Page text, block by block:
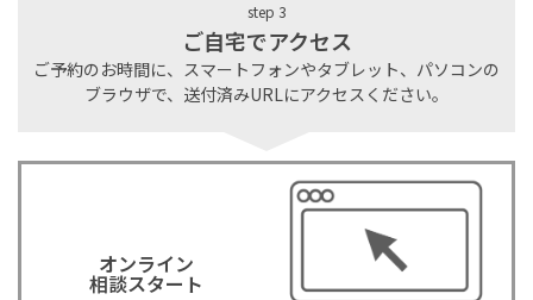
step 3
ご自宅でアクセス
ご予約のお時間に、スマートフォンやタブレット、パソコンの
ブラウザで、送付済みURLにアクセスください。
オンライン
相談スタート